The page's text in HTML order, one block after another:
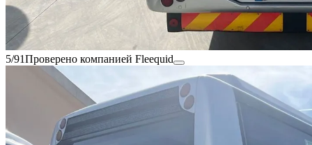
5/91Проверено компанией Fleequid